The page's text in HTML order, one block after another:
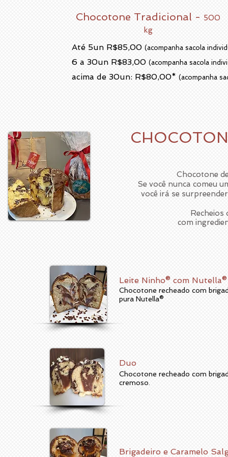
Chocotone Tradicional - 500
kg
Até 5un R$85,00 (acompanha sacola
6 a 30un R$83,00 (acompanha sacola
acima de 30un: R$80,00* (acompanha
Chocotone
Se você nunca comeu
você irá se
Recheios
com
Leite Ninho® com
Chocotone recheado com
pura Nutella®
Duo
Chocotone recheado com
cremoso.
Brigadeiro e Caramelo